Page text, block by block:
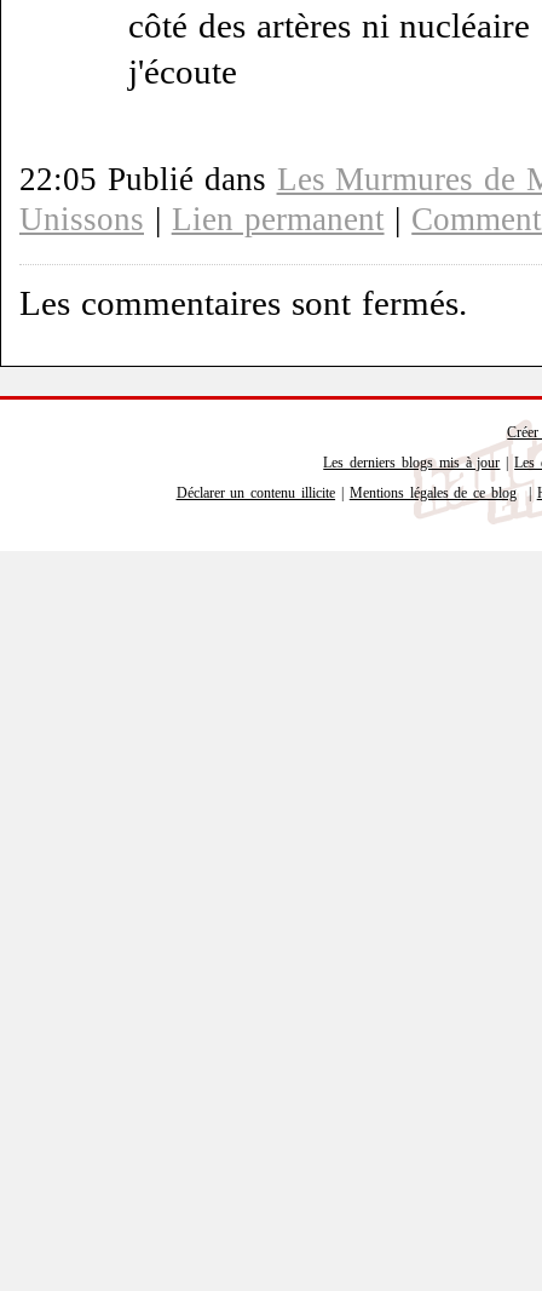
côté des artères ni nucléaire
j'écoute
22:05 Publié dans Les Murmures de
Unissons | Lien permanent |
Les commentaires sont fermés.
Les derniers blogs mis à jour |Les
Déclarer un contenu illicite
Mentions légales de ce blog |